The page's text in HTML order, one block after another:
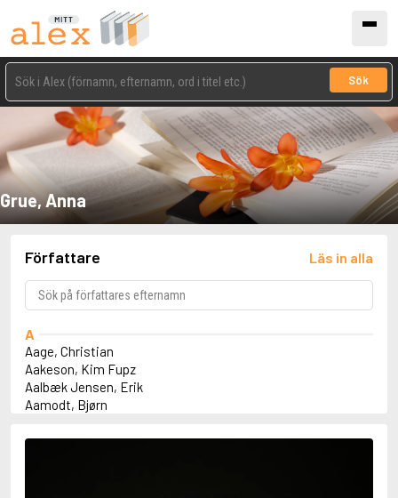
Sök
Grue, Anna
Författare Läs in alla
A
Aage, Christian
Aakeson, Kim Fupz
Aalbæk Jensen, Erik
Aamodt, Bjørn
Abbey, Kieran